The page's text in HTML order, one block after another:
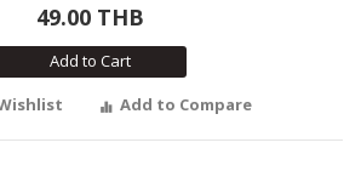
49.00 THB
Add to Cart
Add to Compare